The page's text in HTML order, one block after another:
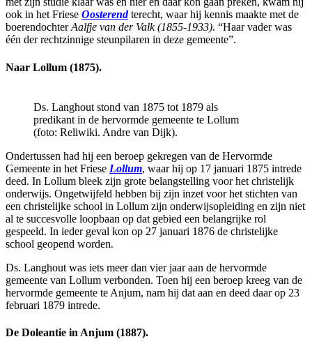
ook in het Friese Oosterendterecht, waar hij kennis maakte met de
boerendochterAalfje van der Valk (1855-1933). “Haar vader was
één der rechtzinnige steunpilaren in deze gemeente”.
Naar Lollum (1875).
Ds. Langhout stond van 1875 tot 1879 als
predikant in de hervormde gemeente te Lollum
(foto: Reliwiki. Andre van Dijk).
Ondertussen had hij een beroep gekregen van de Hervormde
Gemeente in het Friese Lollum, waar hij op 17 januari 1875 intrede
deed. In Lollum bleek zijn grote belangstelling voor het christelijk
onderwijs. Ongetwijfeld hebben bij zijn inzet voor het stichten van
een christelijke school in Lollum zijn onderwijsopleiding en zijn niet
al te succesvolle loopbaan op dat gebied een belangrijke rol
gespeeld. In ieder geval kon op 27 januari 1876 de christelijke
school geopend worden.
Ds. Langhout was iets meer dan vier jaar aan de hervormde
gemeente van Lollum verbonden. Toen hij een beroep kreeg van de
hervormde gemeente te Anjum, nam hij dat aan en deed daar op 23
februari 1879 intrede.
De Doleantie in Anjum (1887).